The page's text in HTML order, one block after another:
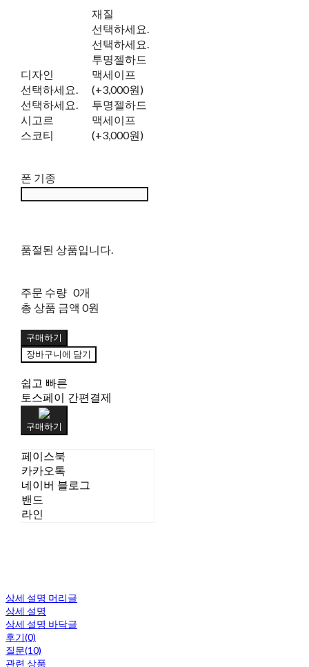
디자인
선택하세요.
선택하세요.
시고르
스코티
재질
선택하세요.
선택하세요.
투명젤하드
맥세이프
(+3,000원)
투명젤하드
맥세이프
(+3,000원)
폰 기종
품절된 상품입니다.
주문 수량 0개
총 상품 금액 0원
구매하기
장바구니에 담기
쉽고 빠른
토스페이 간편결제
구매하기
페이스북
카카오톡
네이버 블로그
밴드
라인
상세 설명 머리글
상세 설명
상세 설명 바닥글
후기(0)
질문(10)
관련 상품